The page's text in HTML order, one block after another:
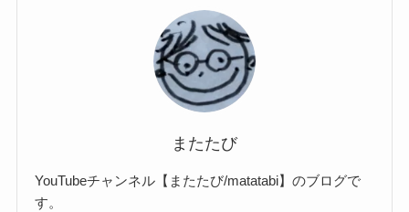
またたび
YouTubeチャンネル【またたび/matatabi】のブログで
す。